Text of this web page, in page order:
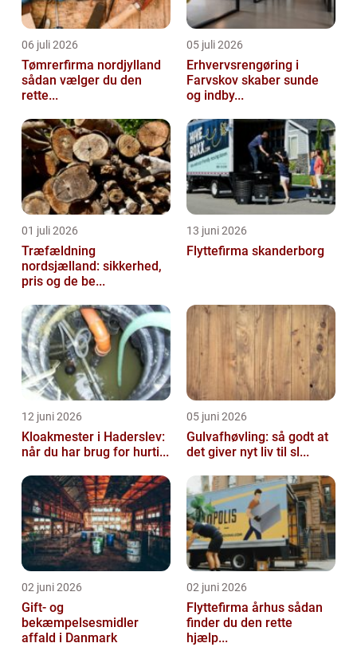
06 juli 2026
Tømrerfirma nordjylland
sådan vælger du den
rette...
05 juli 2026
Erhvervsrengøring i
Farvskov skaber sunde
og indby...
01 juli 2026
Træfældning
nordsjælland: sikkerhed,
pris og de be...
13 juni 2026
Flyttefirma skanderborg
12 juni 2026
Kloakmester i Haderslev:
når du har brug for hurti...
05 juni 2026
Gulvafhøvling: så godt at
det giver nyt liv til sl...
02 juni 2026
Gift- og
bekæmpelsesmidler
affald i Danmark
02 juni 2026
Flyttefirma århus sådan
finder du den rette
hjælp...